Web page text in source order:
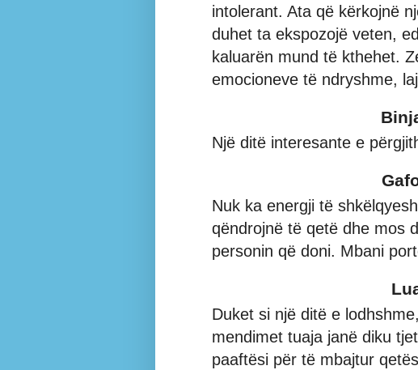
intolerant. Ata që kërkojnë
duhet ta ekspozojë veten,
kaluarën mund të kthehet.
emocioneve të ndryshme,
Një ditë interesante e
Nuk ka energji të
qëndrojnë të qetë dhe mos
personin që doni. Mbani
Duket si një ditë e
mendimet tuaja janë diku
paaftësi për të mbajtur